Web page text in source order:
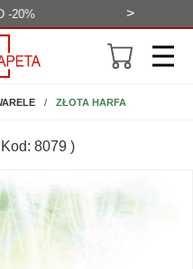
>
ZŁOTA HARFA
8079 )